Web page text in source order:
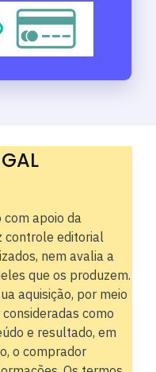
apoio da
controle editorial
nem avalia a
que os produzem.
aquisição, por meio
como
e resultado, em
o comprador